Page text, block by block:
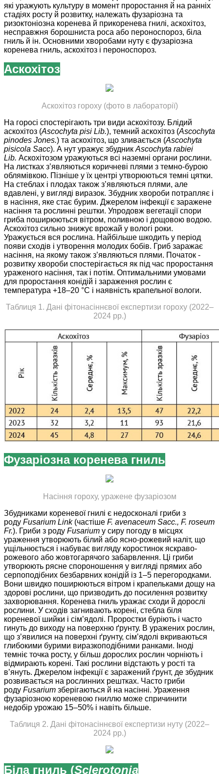
які уражують культуру в момент проростання й на ранніх
стадіях росту й розвитку, належать фузаріозна та
ризоктоніозна коренева й прикоренева гнилі, аскохітоз,
несправжня борошниста роса або пероноспороз, біла
гниль й ін. Основними хворобами нуту є фузаріозна
коренева гниль, аскохітоз і пероноспороз.
Аскохітоз
Аскохітоз гороху (фото в лабораторії)
На горосі спостерігають три види аскохітозу. Блідий
аскохітоз (Ascochyta pisi Lib.), темний аскохітоз (Ascochyta
pinodes Jones.) та аскохітоз, що зливається (Ascochyta
pisicola Sacc). А нут уражує збудник Ascochyta rabiei
Lib. Аскохітозом уражуються всі наземні органи рослини.
На листках з’являються коричневі плями з темно-бурою
облямівкою. Пізніше у їх центрі утворюються темні цятки.
На стеблах і плодах також з’являються плями, але
вдавлені, у вигляді виразок. Збудник хвороби потрапляє і
в насіння, яке стає бурим. Джерелом інфекції є заражене
насіння та рослинні рештки. Упродовж вегетації спори
гриба поширюються вітром, поливною і дощовою водою.
Аскохітоз сильно знижує врожай у вологі роки.
Уражується вся рослина. Найбільше шкодить у період
появи сходів і утворення молодих бобів. Гриб заражає
насіння, на якому також з’являються плями. Початок ­
розвит­ку хвороби спостерігається як під час проростання
ураженого насіння, так і потім. Оптимальними умовами
для проростання конідій і зараження рослин є
температура +18–20 °С і наявність крапельної вологи.
Таблиця 1. Дані фітонасіннєвої експертизи гороху (2022–
2024 рр.)
Фузаріозна коренева гниль
Насіння гороху, уражене фузаріозом
Збудниками кореневої гнилі є недосконалі гриби з
роду Fusarium Link(частіше F. avenaceum Sacc., F. roseum
Fr.). Гриби з роду Fusarium у сиру погоду в місцях
ураження утворюють білий або ясно-рожевий наліт, що
ущільнюється і набуває вигляду коростинок яскраво-
рожевого або жовтогарячого забарвлення. Ці гриби
утворюють рясне спороношення у вигляді прямих або
серпоподібних безбарвних конідій із 1–5 перегородками.
Вони швидко поширюються вітром і крапельками дощу на
здорові рослини, що призводить до посилення розвитку
захворювання. Коренева гниль уражає сходи й дорослі
рослини. У сходів загнивають корені, стебла біля
кореневої шийки і сім’ядолі. Проростки буріють і часто
гинуть до виходу на поверхню ґрунту. В уражених рослин,
що з’явилися на поверхні ґрунту, сім’ядолі вкриваються
глибокими бурими виразкоподібними ранками. Іноді
темніє точка росту, у більш дорослих рослин чорніють і
відмирають корені. Такі рослини відстають у рості та
в’януть. Джерелом інфекції є заражений ґрунт, де збудник
розвивається на рослинних рештках. Часто гриби
роду Fusarium зберігаються й на насінні. Ураження
фузаріозною кореневою гниллю може спричинити
недобір урожаю 15–50% і навіть більше.
Таблиця 2. Дані фітонасіннєвої експертизи нуту (2022–
2024 рр.)
Біла гниль (Sclerotonia